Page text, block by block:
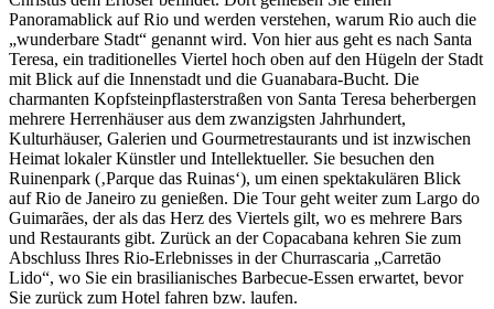
Panoramablick auf Rio und werden verstehen, warum Rio auch die
„wunderbare Stadt“ genannt wird. Von hier aus geht es nach Santa
Teresa, ein traditionelles Viertel hoch oben auf den Hügeln der Stadt
mit Blick auf die Innenstadt und die Guanabara-Bucht. Die
charmanten Kopfsteinpflasterstraßen von Santa Teresa beherbergen
mehrere Herrenhäuser aus dem zwanzigsten Jahrhundert,
Kulturhäuser, Galerien und Gourmetrestaurants und ist inzwischen
Heimat lokaler Künstler und Intellektueller. Sie besuchen den
Ruinenpark (‚Parque das Ruinas‘), um einen spektakulären Blick
auf Rio de Janeiro zu genießen. Die Tour geht weiter zum Largo do
Guimarães, der als das Herz des Viertels gilt, wo es mehrere Bars
und Restaurants gibt. Zurück an der Copacabana kehren Sie zum
Abschluss Ihres Rio-Erlebnisses in der Churrascaria „Carretāo
Lido“, wo Sie ein brasilianisches Barbecue-Essen erwartet, bevor
Sie zurück zum Hotel fahren bzw. laufen.